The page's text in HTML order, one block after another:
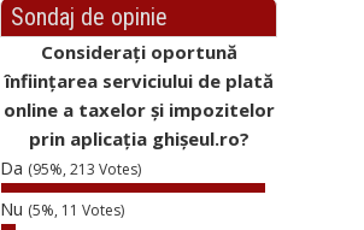
Sondaj de opinie
Considerați oportună
înființarea serviciului de plată
online a taxelor și impozitelor
prin aplicația ghișeul.ro?
Da (95%, 213 Votes)
Nu (5%, 11 Votes)